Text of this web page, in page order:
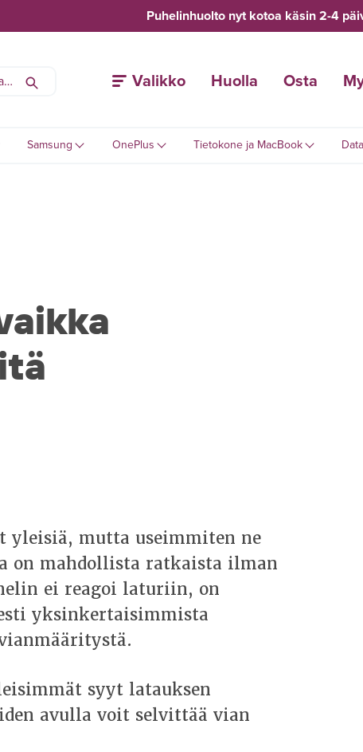
Puhelinhuolto nyt kotoa käsin 2-4
Valikko Huolla Osta
Samsung OnePlus Tietokone ja MacBook
yleisiä, mutta useimmiten ne
on mahdollista ratkaista ilman
ei reagoi laturiin, on
yksinkertaisimmista
syyt latauksen
avulla voit selvittää vian